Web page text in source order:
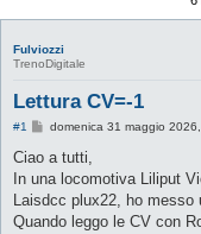
Fulviozzi
TrenoDigitale
Lettura CV=-1
#1
M
s
a
g
i
domenica 31 maggio
Ciao a tutti,
In una locomotiva Liliput
Laisdcc plux22, ho messo
Quando leggo le CV con